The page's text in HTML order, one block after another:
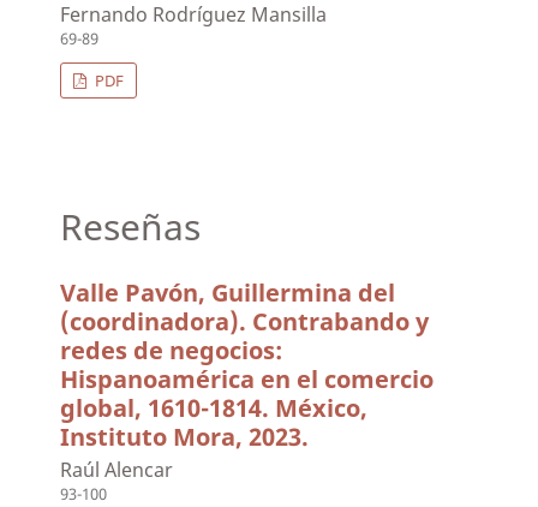
Fernando Rodríguez Mansilla
69-89
PDF
Reseñas
Valle Pavón, Guillermina del
(coordinadora). Contrabando y
redes de negocios:
Hispanoamérica en el comercio
global, 1610-1814. México,
Instituto Mora, 2023.
Raúl Alencar
93-100